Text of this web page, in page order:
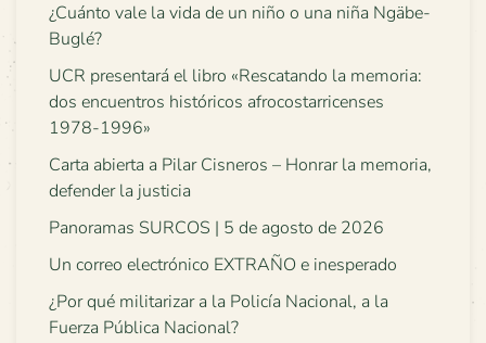
¿Cuánto vale la vida de un niño o una niña Ngäbe-
Buglé?
UCR presentará el libro «Rescatando la memoria:
dos encuentros históricos afrocostarricenses
1978-1996»
Carta abierta a Pilar Cisneros – Honrar la memoria,
defender la justicia
Panoramas SURCOS | 5 de agosto de 2026
Un correo electrónico EXTRAÑO e inesperado
¿Por qué militarizar a la Policía Nacional, a la
Fuerza Pública Nacional?